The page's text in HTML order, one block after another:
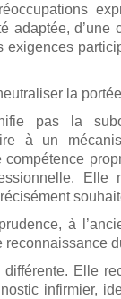
adaptée,
exigences
la
pas la
à un
Elle
à
Elle
infirmier,